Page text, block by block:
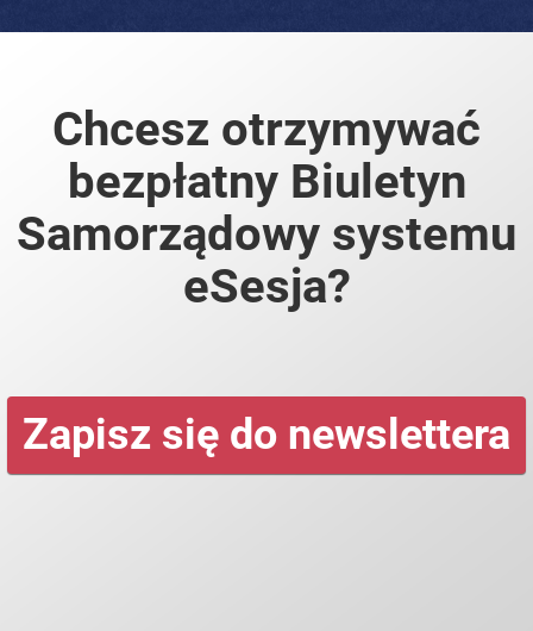
Chcesz otrzymywać
bezpłatny Biuletyn
Samorządowy systemu
eSesja?
Zapisz się do newslettera